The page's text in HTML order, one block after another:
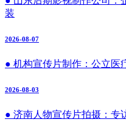
装
2026-08-07
● 机构宣传片制作：公立医
2026-08-03
● 济南人物宣传片拍摄：专